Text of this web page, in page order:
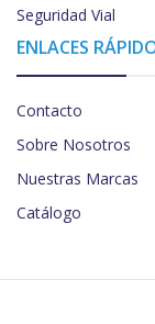
Seguridad Vial
ENLACES
Contacto
Sobre Nosotros
Nuestras Marcas
Catálogo